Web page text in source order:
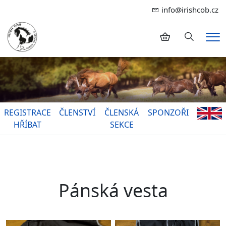
info@irishcob.cz
Hledání
REGISTRACE
HŘÍBAT
ČLENSTVÍ
ČLENSKÁ
SEKCE
SPONZOŘI
Pánská vesta